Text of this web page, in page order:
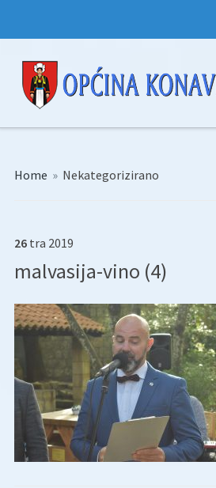
Home » Nekategorizirano
26 tra 2019
malvasija-vino (4)